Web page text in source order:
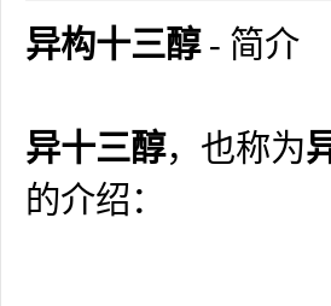
异构十三醇- 简介
异十三醇，也称为
的介绍：